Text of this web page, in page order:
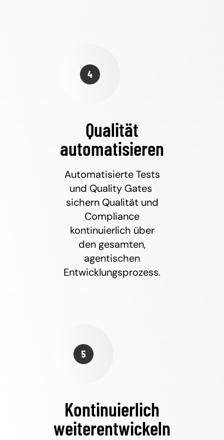
Qualität
automatisieren
Automatisierte Tests
und Quality Gates
sichern Qualität und
Compliance
kontinuierlich über
den gesamten,
agentischen
Entwicklungsprozess.
Kontinuierlich
weiterentwickeln